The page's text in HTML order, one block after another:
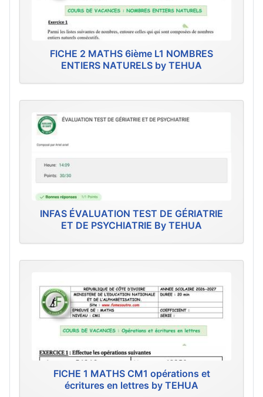
FICHE 2 MATHS 6ième L1 NOMBRES
ENTIERS NATURELS by TEHUA
INFAS ÉVALUATION TEST DE GÉRIATRIE
ET DE PSYCHIATRIE By TEHUA
FICHE 1 MATHS CM1 opérations et
écritures en lettres by TEHUA